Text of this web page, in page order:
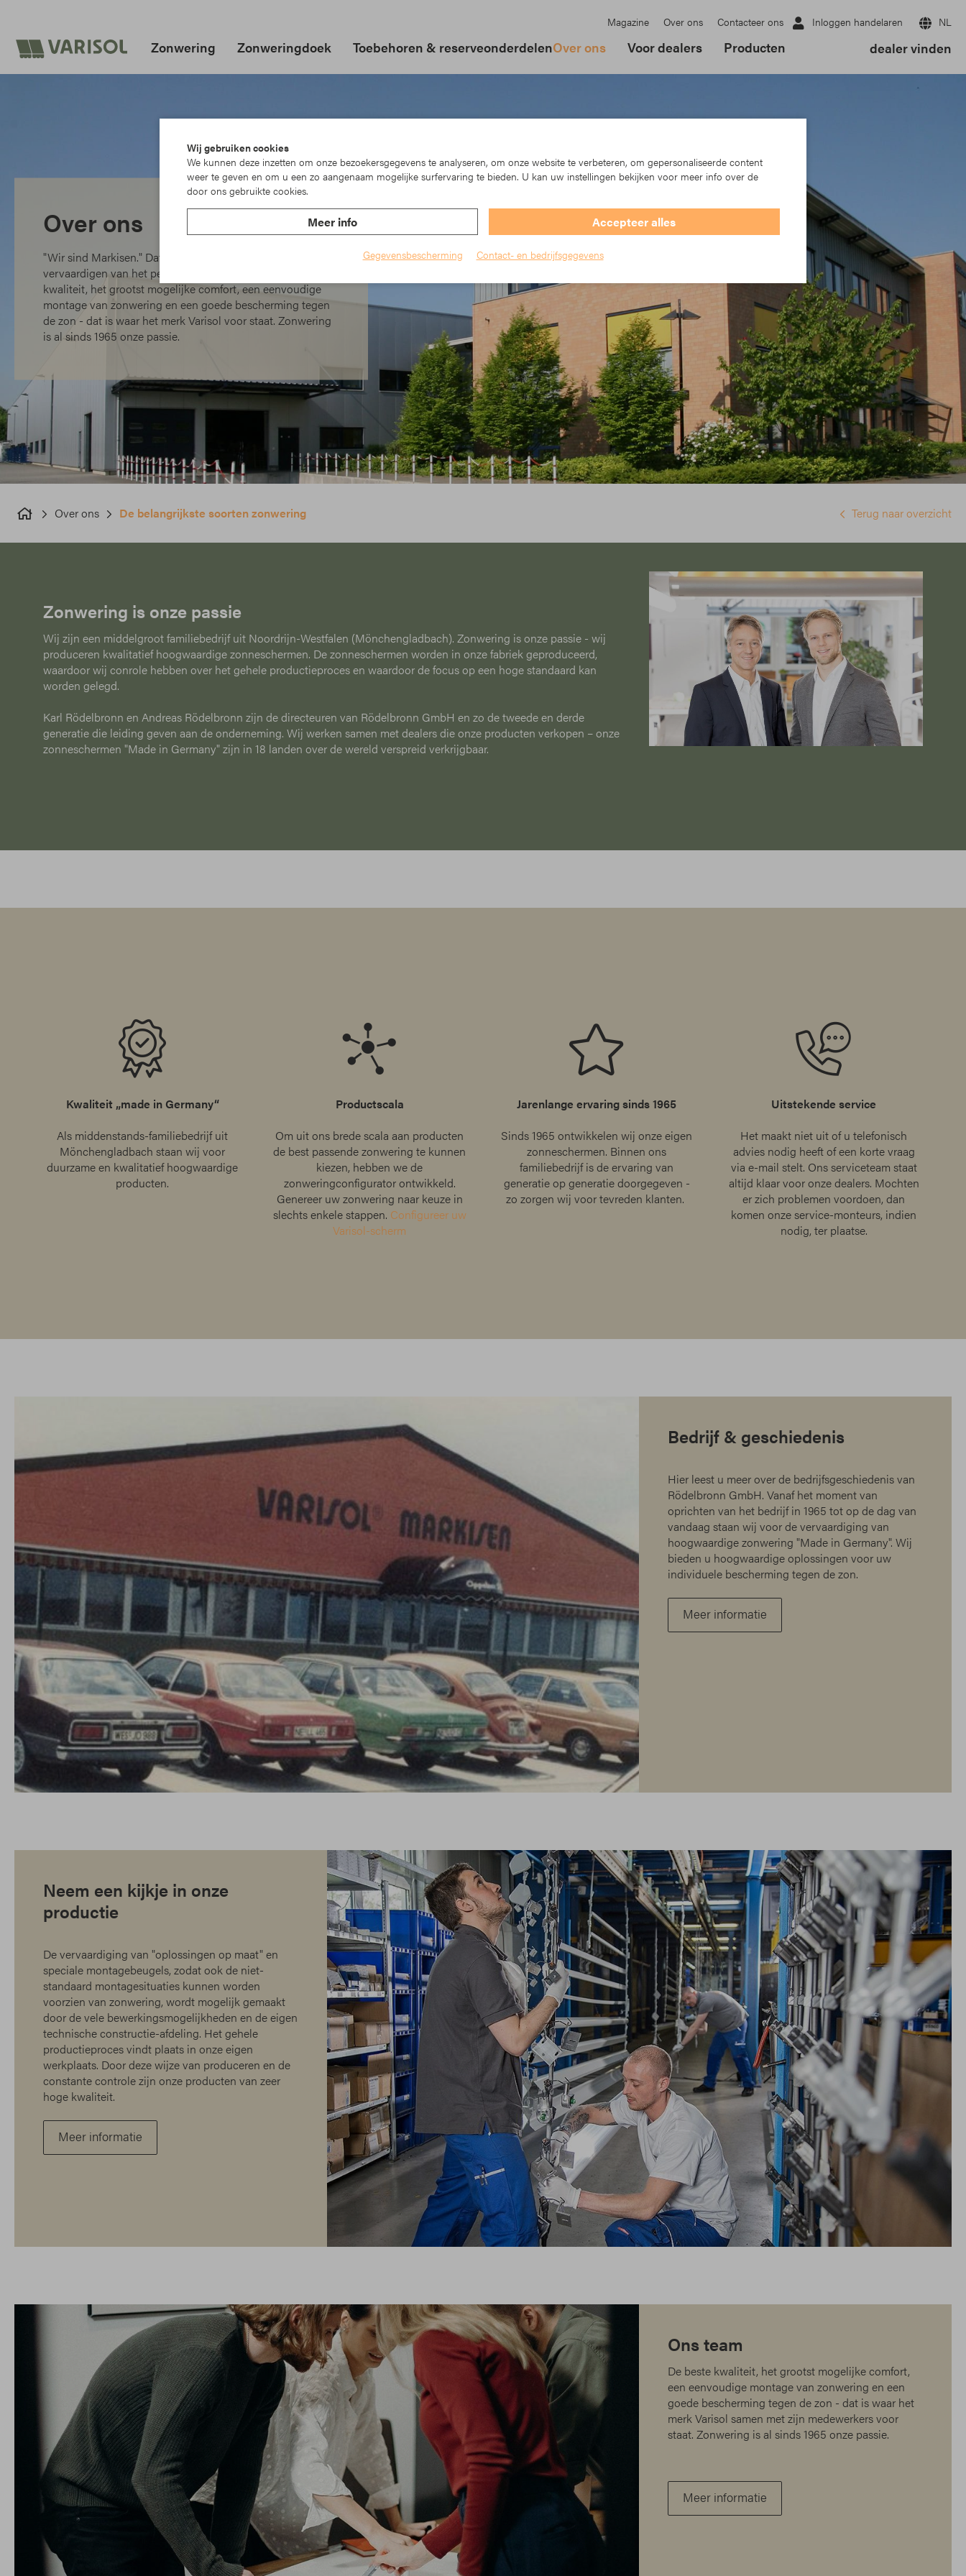
Magazine Over ons Contacteer ons Inloggen handelaren NL
Zonwering Zonweringdoek Toebehoren & reserveonderdelenOver ons Voor dealers Producten dealer vinden
Over ons
"Wir sind Markisen." Dat is ons motto, als het gaat om het
vervaardigen van het perfecte zonnescherm. De beste
kwaliteit, het grootst mogelijke comfort, een eenvoudige
montage van zonwering en een goede bescherming tegen
de zon - dat is waar het merk Varisol voor staat. Zonwering
is al sinds 1965 onze passie.
Over ons De belangrijkste soorten zonwering Terug naar overzicht
Zonwering is onze passie
Wij zijn een middelgroot familiebedrijf uit Noordrijn-Westfalen (Mönchengladbach). Zonwering is onze passie - wij
produceren kwalitatief hoogwaardige zonneschermen. De zonneschermen worden in onze fabriek geproduceerd,
waardoor wij conrole hebben over het gehele productieproces en waardoor de focus op een hoge standaard kan
worden gelegd.
Karl Rödelbronn en Andreas Rödelbronn zijn de directeuren van Rödelbronn GmbH en zo de tweede en derde
generatie die leiding geven aan de onderneming. Wij werken samen met dealers die onze producten verkopen – onze
zonneschermen "Made in Germany" zijn in 18 landen over de wereld verspreid verkrijgbaar.
Kwaliteit „made in Germany“
Als middenstands-familiebedrijf uit
Mönchengladbach staan wij voor
duurzame en kwalitatief hoogwaardige
producten.
Productscala
Om uit ons brede scala aan producten
de best passende zonwering te kunnen
kiezen, hebben we de
zonweringconfigurator ontwikkeld.
Genereer uw zonwering naar keuze in
slechts enkele stappen. Configureer uw
Varisol-scherm
Jarenlange ervaring sinds 1965
Sinds 1965 ontwikkelen wij onze eigen
zonneschermen. Binnen ons
familiebedrijf is de ervaring van
generatie op generatie doorgegeven -
zo zorgen wij voor tevreden klanten.
Uitstekende service
Het maakt niet uit of u telefonisch
advies nodig heeft of een korte vraag
via e-mail stelt. Ons serviceteam staat
altijd klaar voor onze dealers. Mochten
er zich problemen voordoen, dan
komen onze service-monteurs, indien
nodig, ter plaatse.
Bedrijf & geschiedenis
Hier leest u meer over de bedrijfsgeschiedenis van
Rödelbronn GmbH. Vanaf het moment van
oprichten van het bedrijf in 1965 tot op de dag van
vandaag staan wij voor de vervaardiging van
hoogwaardige zonwering "Made in Germany". Wij
bieden u hoogwaardige oplossingen voor uw
individuele bescherming tegen de zon.
Meer informatie
Neem een kijkje in onze
productie
De vervaardiging van "oplossingen op maat" en
speciale montagebeugels, zodat ook de niet-
standaard montagesituaties kunnen worden
voorzien van zonwering, wordt mogelijk gemaakt
door de vele bewerkingsmogelijkheden en de eigen
technische constructie-afdeling. Het gehele
productieproces vindt plaats in onze eigen
werkplaats. Door deze wijze van produceren en de
constante controle zijn onze producten van zeer
hoge kwaliteit.
Meer informatie
Ons team
De beste kwaliteit, het grootst mogelijke comfort,
een eenvoudige montage van zonwering en een
goede bescherming tegen de zon - dat is waar het
merk Varisol samen met zijn medewerkers voor
staat. Zonwering is al sinds 1965 onze passie.
Meer informatie
Wij gebruiken cookies
We kunnen deze inzetten om onze bezoekersgegevens te analyseren, om onze website te verbeteren, om gepersonaliseerde content
weer te geven en om u een zo aangenaam mogelijke surfervaring te bieden. U kan uw instellingen bekijken voor meer info over de
door ons gebruikte cookies.
Meer info Accepteer alles
Gegevensbescherming Contact- en bedrijfsgegevens